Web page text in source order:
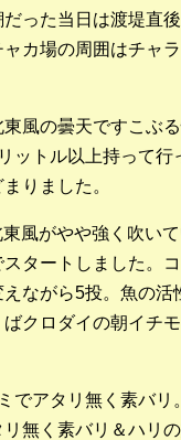
った当日は渡堤直
カ場の周囲はチャ
風の曇天ですこぶ
ットル以上持って行
りました。
風がやや強く吹い
タートしました。
ながら5投。魚の活
クロダイの朝イチ
でアタリ無く素バリ
無く素バリ＆ハリ
ング